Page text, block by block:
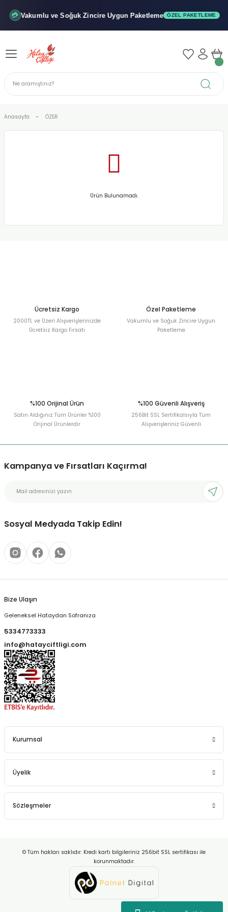
💳 Vakumlu ve SoğukZincire Uygun Paketleme ÖZEL PAKETLEME
Geri Dön
Geri Dön
Geri Dön
Anasayfa ÖZER
Ürün Bulunamadı.
Ücretsiz Kargo
2000TL ve Üzeri Alışverişlerinizde
Ücretsiz Kargo Fırsatı
Özel Paketleme
Vakumlu ve Soğuk Zincire Uygun
Paketleme
%100 Orijinal Ürün
Satın Aldığınız Tüm Ürünler %100
Orijinal Ürünlerdir
%100 Güvenli Alışveriş
256Bit SSL Sertifikalsıyla Tüm
Alışverişleriniz Güvenli
Kampanya ve Fırsatları Kaçırma!
Sosyal Medyada Takip Edin!
Bize Ulaşın
Geleneksel Hataydan Sofranıza
5334773333
info@hatayciftligi.com
Kurumsal
Üyelik
Sözleşmeler
© Tüm hakları saklıdır. Kredi kartı bilgileriniz 256bit SSL sertifikası ile
korunmaktadır.